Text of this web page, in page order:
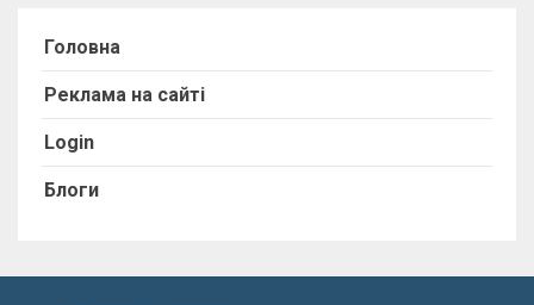
Головна
Реклама на сайті
Login
Блоги